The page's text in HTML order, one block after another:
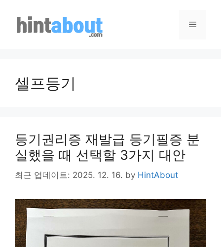
content
Menu
셀프등기
등기권리증 재발급 등기필증 분
실했을 때 선택할 3가지 대안
최근 업데이트: 2025. 12. 16. by HintAbout